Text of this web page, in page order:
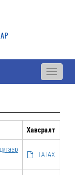
Toggle
Хавсралт
ТАТАХ